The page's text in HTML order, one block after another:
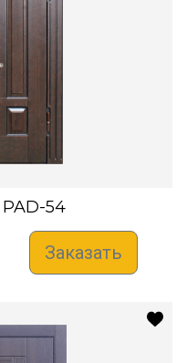
PAD-54
Заказать